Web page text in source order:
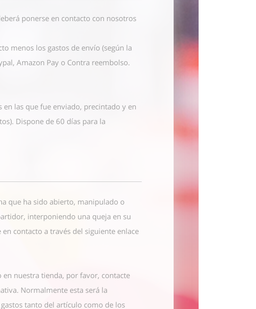
ponerse en contacto con nosotros
menos los gastos de envío (según la
Amazon Pay o Contra reembolso.
las que fue enviado, precintado y en
Dispone de 60 días para la
que ha sido abierto, manipulado o
interponiendo una queja en su
en contacto a través del siguiente enlace
nuestra tienda, por favor, contacte
Normalmente esta será la
tanto del artículo como de los